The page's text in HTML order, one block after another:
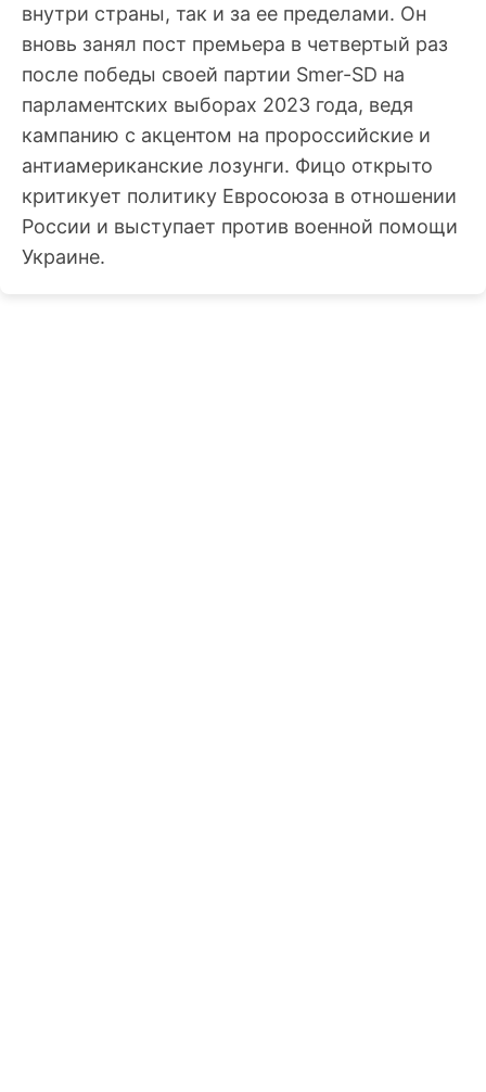
внутри страны, так и за ее пределами. Он
вновь занял пост премьера в четвертый раз
после победы своей партии Smer-SD на
парламентских выборах 2023 года, ведя
кампанию с акцентом на пророссийские и
антиамериканские лозунги. Фицо открыто
критикует политику Евросоюза в отношении
России и выступает против военной помощи
Украине.